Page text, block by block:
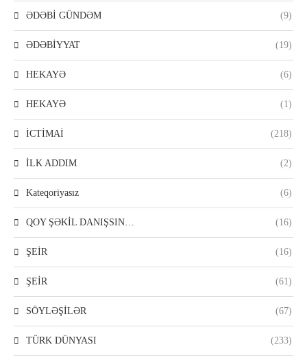
ƏDƏBİ GÜNDƏM (9)
ƏDƏBİYYAT (19)
HEKAYƏ (6)
HEKAYƏ (1)
İCTİMAİ (218)
İLK ADDIM (2)
Kateqoriyasız (6)
QOY ŞƏKİL DANIŞSIN… (16)
ŞEİR (16)
ŞEİR (61)
SÖYLƏŞİLƏR (67)
TÜRK DÜNYASI (233)